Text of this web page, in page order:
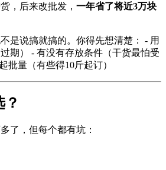
，后来改批发， 一年省了将近3万块
是说搞就搞的。你得先想清楚： - 用
期） - 有没有存放条件（干货最怕受
批量（有些得10斤起订）
了，但每个都有坑：